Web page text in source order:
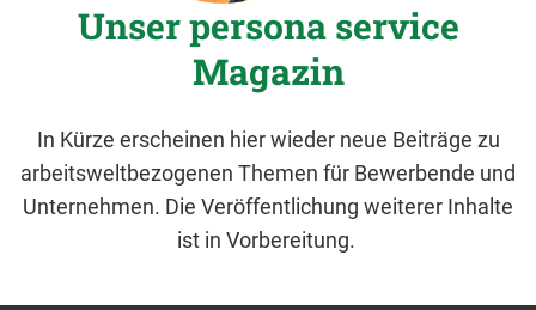
Unser persona service
Magazin
In Kürze erscheinen hier wieder neue Beiträge zu
arbeitsweltbezogenen Themen für Bewerbende und
Unternehmen. Die Veröffentlichung weiterer Inhalte
ist in Vorbereitung.